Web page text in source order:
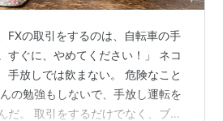
FXの取引をするのは、自転車の手
すぐに、やめてください！」 ネコ
手放しでは飲まない。 危険なこと
の勉強もしないで、手放し運転を
だ。 取引をするだけでなく、ブロ